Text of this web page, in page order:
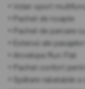
• Volan sport
• Pachet de noapte
• Pachet de parcare
• Extensii ale
• Anvelope Run Flat
• Pachet confort
• Spătare rabatabile